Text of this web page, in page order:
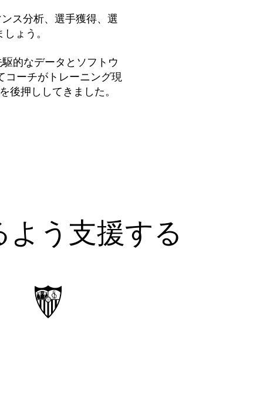
ス分析、選手獲得、選
ょう。
的なデータとソフトウ
コーチがトレーニング現
後押ししてきました。
う支援する